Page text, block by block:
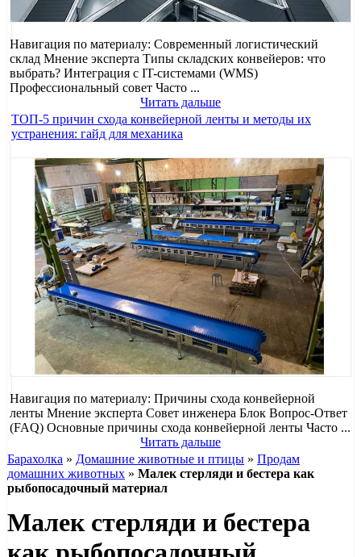
Навигация по материалу: Современный логистический
склад Мнение эксперта Типы складских конвейеров: что
выбрать? Интеграция с IT-системами (WMS)
Профессиональный совет Часто ...
Читать дальше
ТОП-5 причин схода конвейерной ленты и методы их
устранения: гайд для механика
Навигация по материалу: Причины схода конвейерной
ленты Мнение эксперта Совет инженера Блок Вопрос-Ответ
(FAQ) Основные причины схода конвейерной ленты Часто ...
Читать дальше
Барахолка » Домашние животные и птицы » Продам
домашних животных » Малек стерляди и бестера как
рыбопосадочный материал
Малек стерляди и бестера